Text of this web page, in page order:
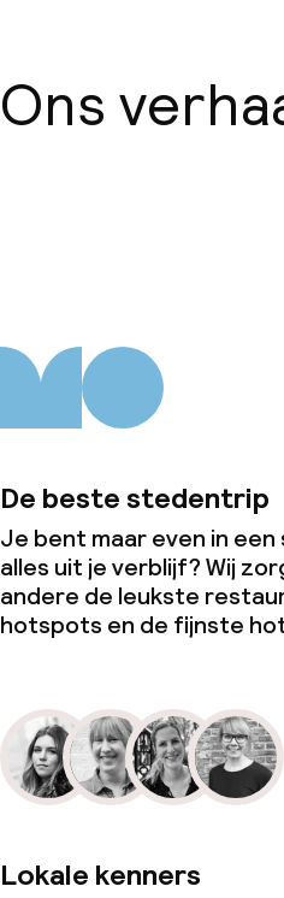
Ons
De beste stedentrip
Je bent maar even in een
alles uit je verblijf? Wij
andere de leukste
hotspots en de fijnste
Lokale kenners